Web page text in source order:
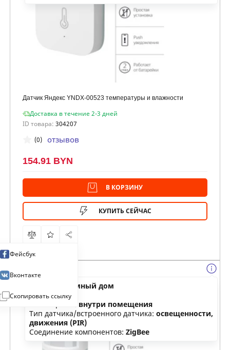
Датчик Яндекс YNDX-00523 температуры и влажности
Доставка в течение 2-3 дней
ID товара: 304207
(0) отзывов
154.91 BYN
В КОРЗИНУ
КУПИТЬ СЕЙЧАС
Фейсбук
Вконтакте
Скопировать ссылку
умный дом
Тип:датчик
внутри помещения
Тип датчика/встроенного датчика: освещенности,
движения (PIR)
Соединение компонентов: ZigBee